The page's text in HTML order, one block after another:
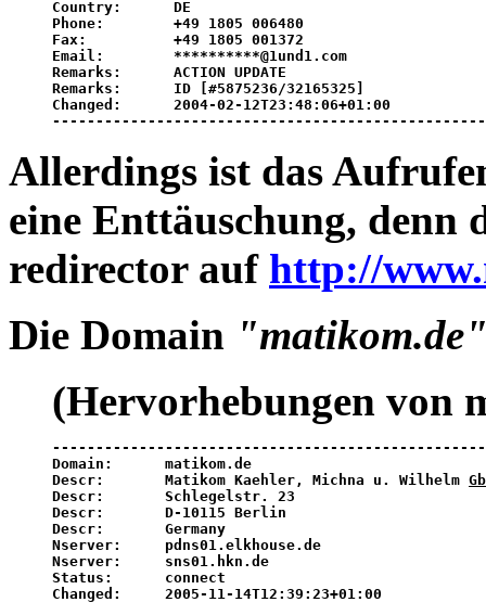
Country:      DE
Phone:        +49 1805 006480
Fax:          +49 1805 001372
Email:        **********@1und1.com
Remarks:      ACTION UPDATE
Remarks:      ID [#5875236/32165325]
Changed:      2004-02-12T23:48:06+01:00
Allerdings ist das
eine Enttäuschung,
redirector auf http://
Die Domain
(Hervorhebungen von
Domain:      matikom.de
Descr: Matikom Kaehler, Michna u. Wilhelm
Descr:       Schlegelstr. 23
Descr:       D-10115 Berlin
Descr:       Germany
Nserver:     pdns01.elkhouse.de
Nserver:     sns01.hkn.de
Status:      connect
Changed:     2005-11-14T12:39:23+01:00